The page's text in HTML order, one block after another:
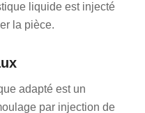
liquide est injecté
la pièce.
adapté est un
par injection de